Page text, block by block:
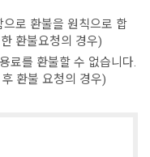
로 환불을 원칙으로 합
환불요청의 경우)
료를 환불할 수 없습니다.
환불 요청의 경우)